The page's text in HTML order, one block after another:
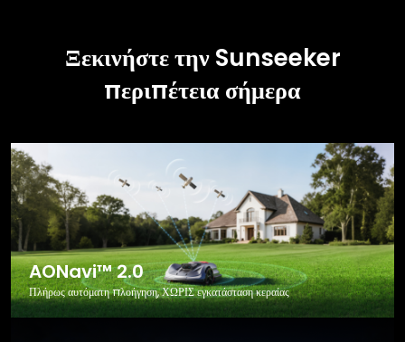
Ξεκινήστε την Sunseeker
περιπέτεια σήμερα
AONavi™ 2.0
Πλήρως αυτόματη πλοήγηση, ΧΩΡΙΣ εγκατάσταση κεραίας